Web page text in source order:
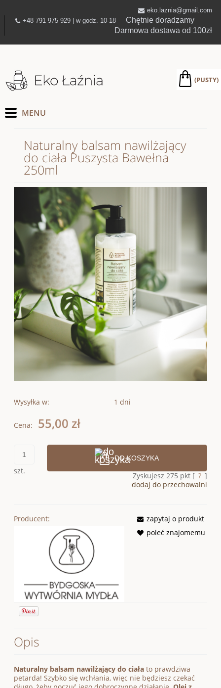
eko.laznia@gmail.com
+48 791 975 929 | w godz. 10-18 Chętnie doradzamy
Darmowa dostawa od 100zł
(PUSTY)
Naturalny balsam nawilżający
do ciała Puszysta Bawełna
250ml
Wysyłka w: 1 dni
Cena: 55,00 zł
szt.
DO KOSZYKA
Zyskujesz 275 pkt [ ? ]
dodaj do przechowalni
Producent:
zapytaj o produkt
poleć znajomemu
Opis
Naturalny balsam nawilżający do ciała to prawdziwa
petarda! Szybko się wchłania, więc nie będziesz czekać